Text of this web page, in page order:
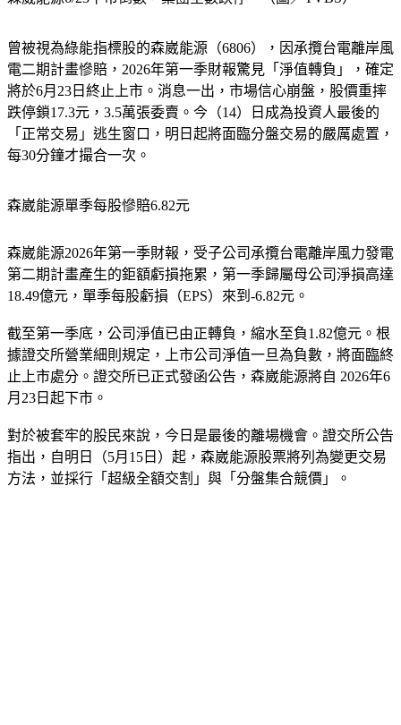
曾被視為綠能指標股的森崴能源（6806），因承攬台電離岸風
電二期計畫慘賠，2026年第一季財報驚見「淨值轉負」，確定
將於6月23日終止上市。消息一出，市場信心崩盤，股價重摔
跌停鎖17.3元，3.5萬張委賣。今（14）日成為投資人最後的
「正常交易」逃生窗口，明日起將面臨分盤交易的嚴厲處置，
每30分鐘才撮合一次。
森崴能源單季每股慘賠6.82元
森崴能源2026年第一季財報，受子公司承攬台電離岸風力發電
第二期計畫產生的鉅額虧損拖累，第一季歸屬母公司淨損高達
18.49億元，單季每股虧損（EPS）來到-6.82元。
截至第一季底，公司淨值已由正轉負，縮水至負1.82億元。根
據證交所營業細則規定，上市公司淨值一旦為負數，將面臨終
止上市處分。證交所已正式發函公告，森崴能源將自 2026年6
月23日起下市。
對於被套牢的股民來說，今日是最後的離場機會。證交所公告
指出，自明日（5月15日）起，森崴能源股票將列為變更交易
方法，並採行「超級全額交割」與「分盤集合競價」。